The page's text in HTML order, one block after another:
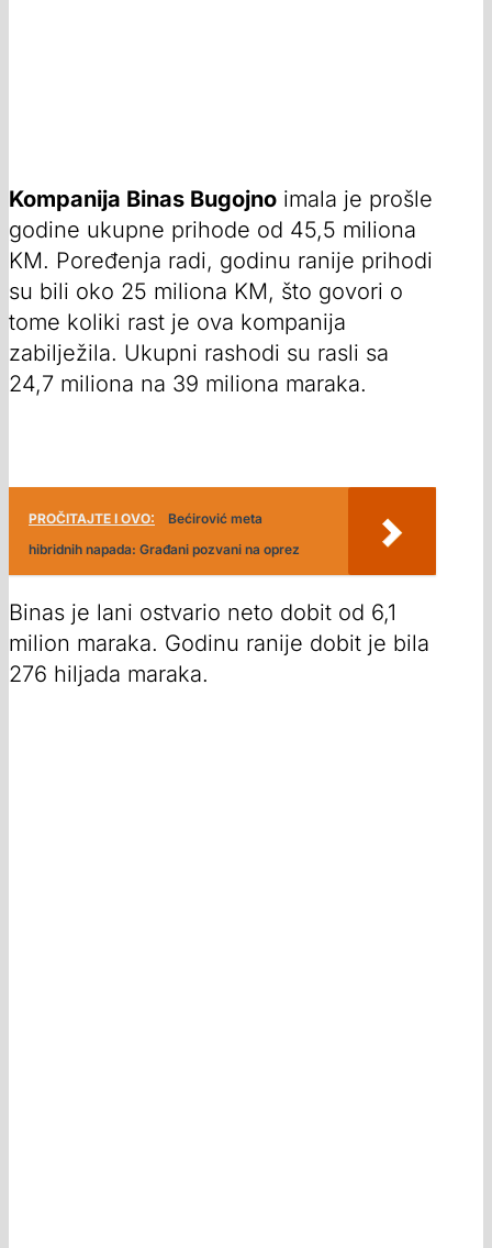
Kompanija Binas Bugojno imala je prošle
godine ukupne prihode od 45,5 miliona
KM. Poređenja radi, godinu ranije prihodi
su bili oko 25 miliona KM, što govori o
tome koliki rast je ova kompanija
zabilježila. Ukupni rashodi su rasli sa
24,7 miliona na 39 miliona maraka.
PROČITAJTE I OVO:
Bećirović meta
hibridnih napada: Građani pozvani na oprez
Binas je lani ostvario neto dobit od 6,1
milion maraka. Godinu ranije dobit je bila
276 hiljada maraka.